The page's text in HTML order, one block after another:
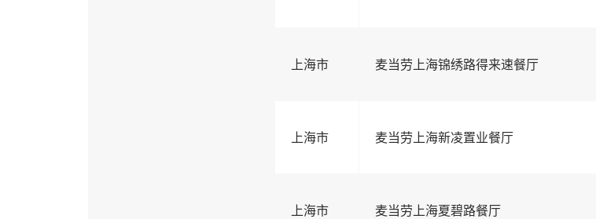
上海市 麦当劳上海锦绣路得来速餐厅
上海市 麦当劳上海新凌置业餐厅
上海市 麦当劳上海夏碧路餐厅